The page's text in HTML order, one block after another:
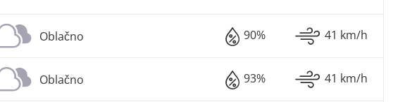
Oblačno 90% 41 km/h
Oblačno 93% 41 km/h